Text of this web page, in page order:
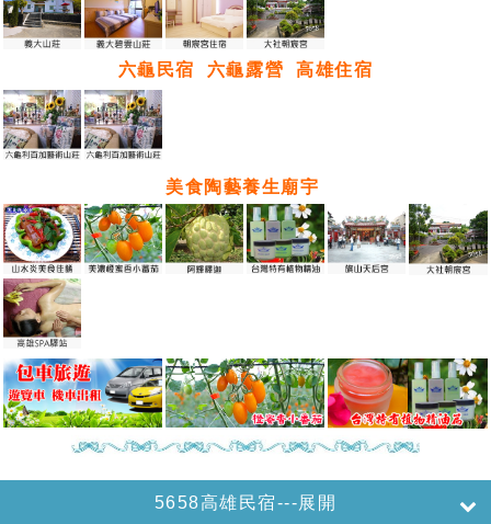
六龜民宿 六龜露營 高雄住宿
美食陶藝養生廟宇
5658高雄民宿---展開